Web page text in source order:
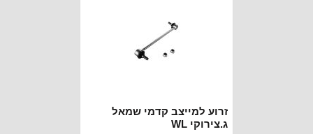
זרוע למייצב קדמי שמאל
ג.צירוקי WL